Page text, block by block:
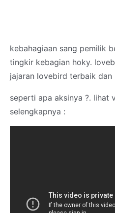
kebahagiaan sang pemilik
tingkir kebagian hoky.
jajaran lovebird terbaik dan
seperti apa aksinya ?. lihat
selengkapnya :